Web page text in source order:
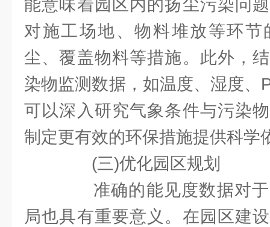
能意味着园区内的扬尘污染问
对施工场地、物料堆放等环
尘、覆盖物料等措施。此外，
染物监测数据，如温度、湿度、
可以深入研究气象条件与污染
制定更有效的环保措施提供科学
(三)优化园区规划
准确的能见度数据对于
局也具有重要意义。在园区建